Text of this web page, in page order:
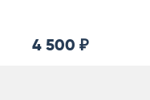
4 500 ₽